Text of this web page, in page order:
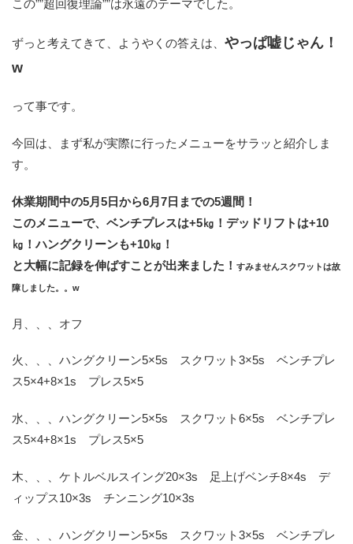
この””超回復理論””は永遠のテーマでした。
ずっと考えてきて、ようやくの答えは、 やっぱ嘘じゃん！
w
って事です。
今回は、まず私が実際に行ったメニューをサラッと紹介しま
す。
休業期間中の5月5日から6月7日までの5週間！
このメニューで、ベンチプレスは+5㎏！デッドリフトは+10
㎏！ハングクリーンも+10㎏！
と大幅に記録を伸ばすことが出来ました！ すみませんスクワットは故
障しました。。w
月、、、オフ
火、、、ハングクリーン5×5s スクワット3×5s ベンチプレ
ス5×4+8×1s プレス5×5
水、、、ハングクリーン5×5s スクワット6×5s ベンチプレ
ス5×4+8×1s プレス5×5
木、、、ケトルベルスイング20×3s 足上げベンチ8×4s デ
ィップス10×3s チンニング10×3s
金、、、ハングクリーン5×5s スクワット3×5s ベンチプレ